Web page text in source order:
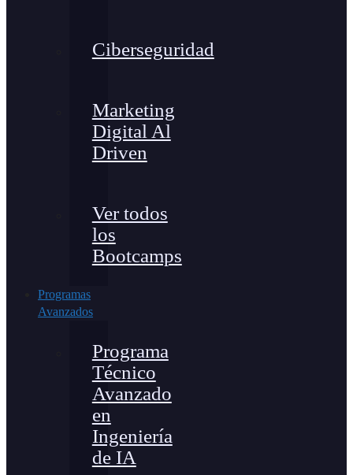
Ciberseguridad
Marketing
Digital Al
Driven
Ver todos
los
Bootcamps
Programas
Avanzados
Programa
Técnico
Avanzado
en
Ingeniería
de IA